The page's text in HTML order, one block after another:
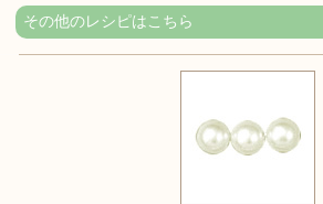
その他のレシピはこちら